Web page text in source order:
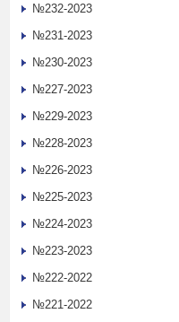
№232-2023
№231-2023
№230-2023
№227-2023
№229-2023
№228-2023
№226-2023
№225-2023
№224-2023
№223-2023
№222-2022
№221-2022